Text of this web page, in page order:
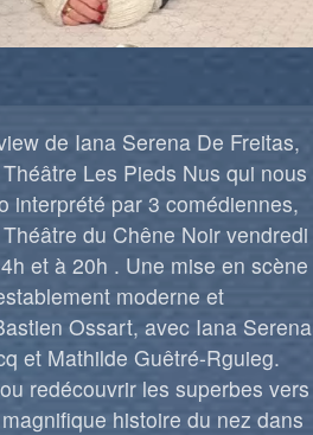
de Iana Serena De Freitas,
Les Pieds Nus qui nous
interprété par 3 comédiennes,
du Chêne Noir vendredi
et à 20h . Une mise en scène
moderne et
Ossart, avec Iana Serena
et Mathilde Guêtré-Rguieg.
redécouvrir les superbes vers
histoire du nez dans